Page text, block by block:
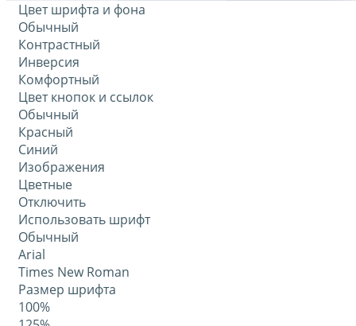
Цвет шрифта и фона
Обычный
Контрастный
Инверсия
Комфортный
Цвет кнопок и ссылок
Обычный
Красный
Синий
Изображения
Цветные
Отключить
Использовать шрифт
Обычный
Arial
Times New Roman
Размер шрифта
100%